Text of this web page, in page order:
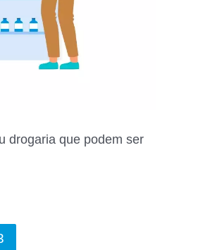
drogaria que podem ser